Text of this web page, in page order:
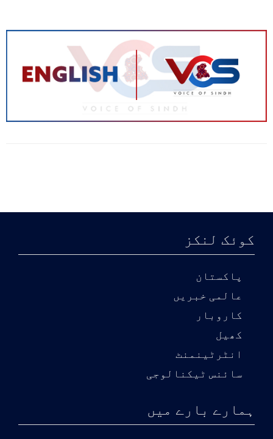
کوئک لنکز
پاکستان
عالمی خبریں
کاروبار
کھیل
انٹرٹینمنٹ
سائنس ٹیکنالوجی
ہمارے بارے میں